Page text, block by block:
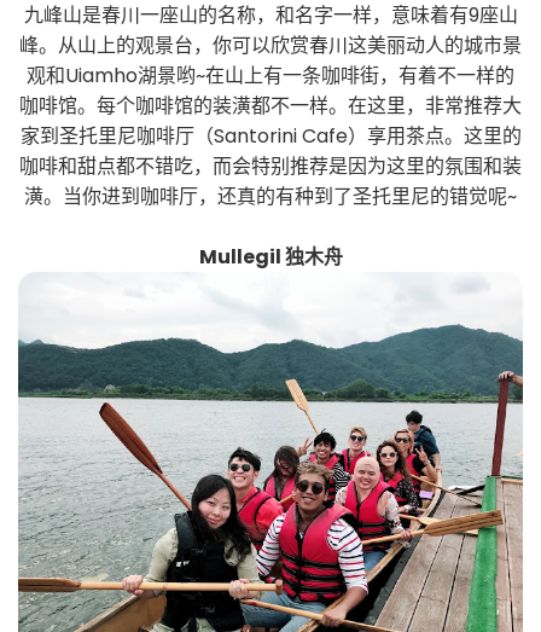
九峰山是春川一座山的名称，和名字一样，意味着有9座山
峰。从山上的观景台，你可以欣赏春川这美丽动人的城市景
观和Uiamho湖景哟~在山上有一条咖啡街，有着不一样的
咖啡馆。每个咖啡馆的装潢都不一样。在这里，非常推荐大
家到圣托里尼咖啡厅（Santorini Cafe）享用茶点。这里的
咖啡和甜点都不错吃，而会特别推荐是因为这里的氛围和装
潢。当你进到咖啡厅，还真的有种到了圣托里尼的错觉呢~
Mullegil 独木舟